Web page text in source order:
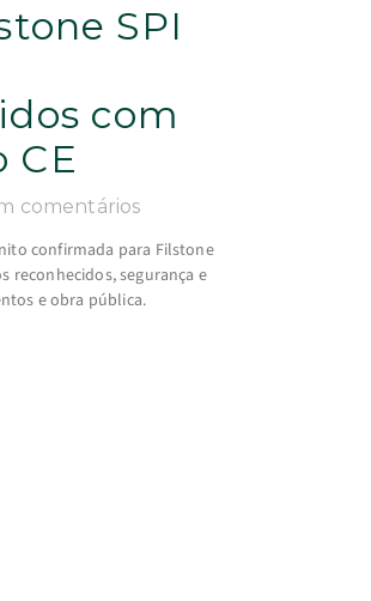
SPI
com
CE
comentários
confirmada para Filstone
reconhecidos, segurança e
e obra pública.